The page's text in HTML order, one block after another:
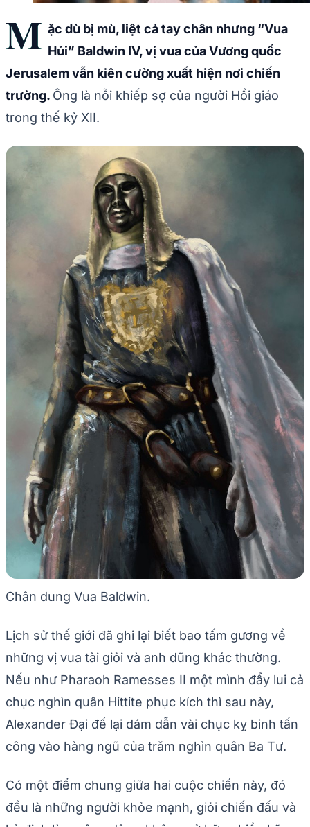
M ặc dù bị mù, liệt cả tay chân nhưng “Vua
Hủi” Baldwin IV, vị vua của Vương quốc
Jerusalem vẫn kiên cường xuất hiện nơi chiến
trường. Ông là nỗi khiếp sợ của người Hồi giáo
trong thế kỷ XII.
Chân dung Vua Baldwin.
Lịch sử thế giới đã ghi lại biết bao tấm gương về
những vị vua tài giỏi và anh dũng khác thường.
Nếu như Pharaoh Ramesses II một mình đẩy lui cả
chục nghìn quân Hittite phục kích thì sau này,
Alexander Đại đế lại dám dẫn vài chục kỵ binh tấn
công vào hàng ngũ của trăm nghìn quân Ba Tư.
Có một điểm chung giữa hai cuộc chiến này, đó
đều là những người khỏe mạnh, giỏi chiến đấu và